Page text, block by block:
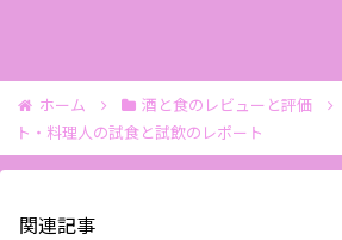
ホーム 酒と食のレビューと評価
ト・料理人の試食と試飲のレポート
関連記事